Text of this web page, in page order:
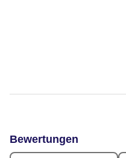
Bewertungen